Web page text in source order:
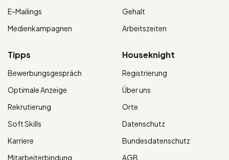
E-Mailings
Medienkampagnen
Gehalt
Arbeitszeiten
Tipps
Bewerbungsgespräch
Optimale Anzeige
Rekrutierung
Soft Skills
Karriere
Mitarbeiterbindung
Houseknight
Registrierung
Über uns
Orte
Datenschutz
Bundesdatenschutz
AGB